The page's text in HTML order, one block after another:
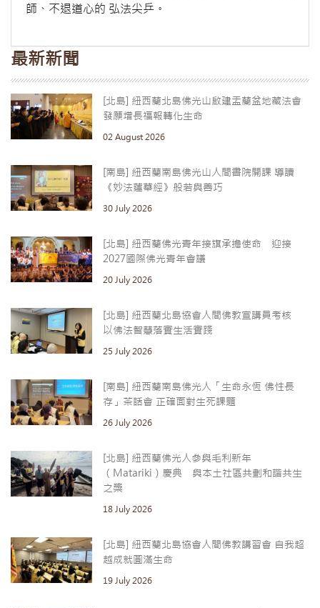
師、不退道心的 弘法尖乒。
最新新聞
[北島] 紐西蘭北島佛光山啟建盂蘭盆地藏法會
發願增長福報轉化生命
02 August 2026
[南島] 紐西蘭南島佛光山人間書院開課 導讀
《妙法蓮華經》般若與善巧
30 July 2026
[北島] 紐西蘭佛光青年接旗承擔使命 迎接
2027國際佛光青年會議
20 July 2026
[北島] 紐西蘭北島協會人間佛教宣講員考核
以佛法智慧落實生活實踐
25 July 2026
[南島] 紐西蘭南島佛光人「生命永恆 佛性長
存」茶話會 正確面對生死課題
26 July 2026
[北島] 紐西蘭佛光人參與毛利新年
（Matariki）慶典 與本土社區共劃和諧共生
之槳
18 July 2026
[北島] 紐西蘭北島協會人間佛教講習會 自我超
越成就圓滿生命
19 July 2026